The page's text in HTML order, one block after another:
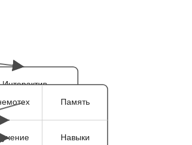
Интерактив
Память
Навыки